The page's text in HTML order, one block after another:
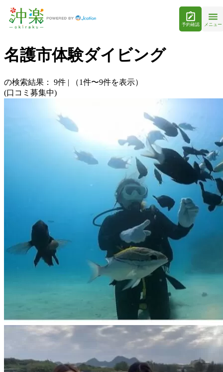
予約確認 メニュー
名護市体験ダイビング
の検索結果： 9件 |
（1件〜9件を表示）
(口コミ募集中)